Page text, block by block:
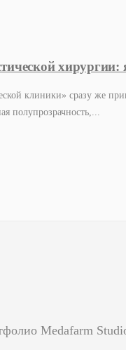
хирургии:
клиники» сразу же
полупрозрачность,...
Medafarm